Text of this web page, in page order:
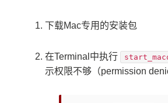
下载Mac专用的安装包
在Terminal中执行
示权限不够（permission